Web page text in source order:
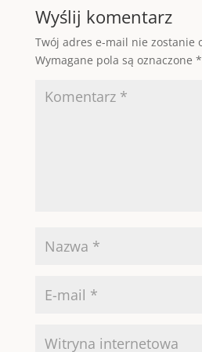
Wyślij komentarz
Twój adres e-mail nie zostanie
Wymagane pola są oznaczone *